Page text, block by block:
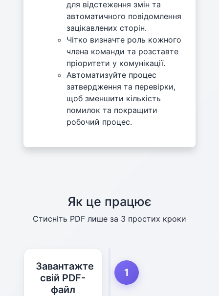
для відстеження змін та
автоматичного повідомлення
зацікавлених сторін.
Чітко визначте роль кожного
члена команди та розставте
пріоритети у комунікації.
Автоматизуйте процес
затвердження та перевірки,
щоб зменшити кількість
помилок та покращити
робочий процес.
Як це працює
Стисніть PDF лише за 3 простих кроки
1
Завантажте
свій PDF-
файл